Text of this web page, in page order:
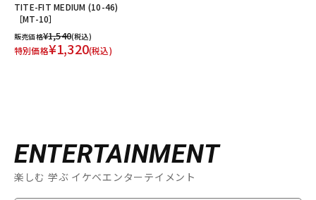
TITE-FIT MEDIUM (10-46)
［MT-10］
販売価格¥1,540(税込)
特別価格¥1,320(税込)
ENTERTAINMENT
楽しむ 学ぶ イケベエンターテイメント